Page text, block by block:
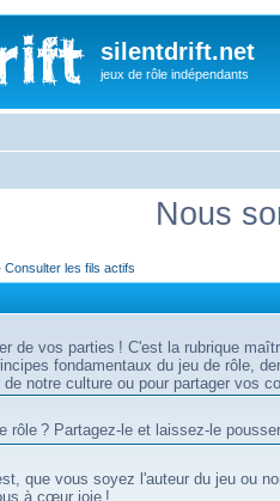
silentdrift.net
jeux de rôle indépendants
Nous
Consulter les fils actifs
de vos parties ! C'est la rubrique
fondamentaux du jeu de rôle,
de notre culture ou pour partager vos
rôle ? Partagez-le et laissez-le
que vous soyez l'auteur du jeu ou
à cœur joie !